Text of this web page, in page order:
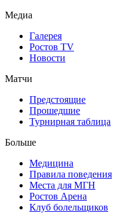
Медиа
Галерея
Ростов TV
Новости
Матчи
Предстоящие
Прошедшие
Турнирная таблица
Больше
Медицина
Правила поведения
Места для МГН
Ростов Арена
Клуб болельщиков